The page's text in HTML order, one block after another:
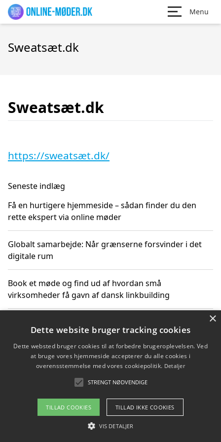
Menu
Sweatsæt.dk
Sweatsæt.dk
https://sweatsæt.dk/
Seneste indlæg
Få en hurtigere hjemmeside – sådan finder du den
rette ekspert via online møder
Globalt samarbejde: Når grænserne forsvinder i det
digitale rum
Book et møde og find ud af hvordan små
virksomheder få gavn af dansk linkbuilding
får du indgår et samarbejde
Hold et møde med en WordPress ekspert og vælg den
mest professionelle til at vedligeholde din løsning
Copyright 2026 - Pilanto Aps
Om / kontakt
×
Dette website bruger tracking cookies
Dette websted bruger cookies til at forbedre brugeroplevelsen. Ved
at bruge vores hjemmeside accepterer du alle cookies i
overensstemmelse med vores cookiepolitik. Detaljer
STRENGT NØDVENDIGE
TILLAD COOKIES TILLAD IKKE COOKIES
VIS DETALJER